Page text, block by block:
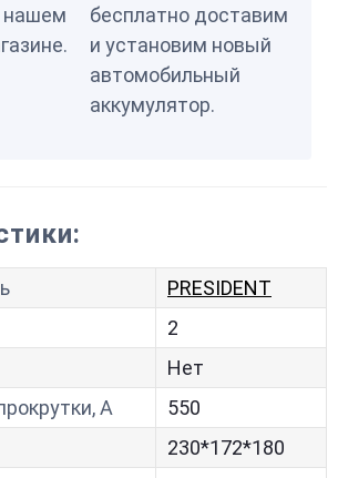
нашем
бесплатно доставим
и установим новый
автомобильный
аккумулятор.
PRESIDENT
2
Нет
A
550
230*172*180